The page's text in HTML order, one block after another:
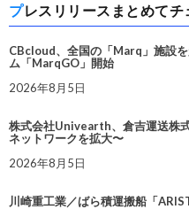
プレスリリースまとめてチ
CBcloud、全国の「Marq」施設
ム「MarqGO」開始
2026年8月5日
株式会社Univearth、倉吉運送株
ネットワークを拡大〜
2026年8月5日
川崎重工業／ばら積運搬船「